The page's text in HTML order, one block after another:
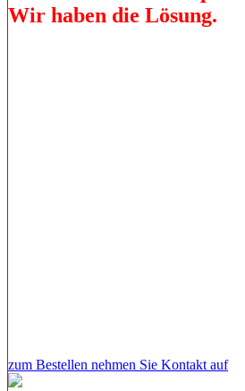
Wir haben die Lösung.
zum Bestellen nehmen Sie Kontakt auf